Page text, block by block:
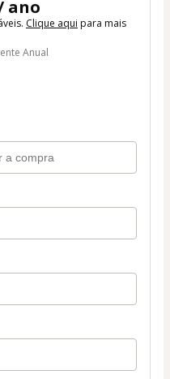
ano
Clique aqui para mais
Anual